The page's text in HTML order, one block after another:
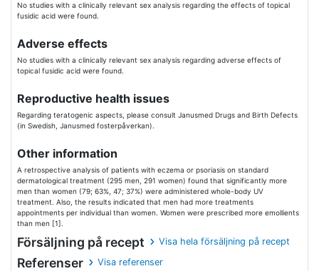
No studies with a clinically relevant sex analysis regarding the effects of topical
fusidic acid were found.
Adverse effects
No studies with a clinically relevant sex analysis regarding adverse effects of
topical fusidic acid were found.
Reproductive health issues
Regarding teratogenic aspects, please consult Janusmed Drugs and Birth Defects
(in Swedish, Janusmed fosterpåverkan).
Other information
A retrospective analysis of patients with eczema or psoriasis on standard
dermatological treatment (295 men, 291 women) found that significantly more
men than women (79; 63%, 47; 37%) were administered whole-body UV
treatment. Also, the results indicated that men had more treatments
appointments per individual than women. Women were prescribed more emollients
than men [1].
Försäljning på recept Visa hela försäljning på recept
Referenser Visa referenser